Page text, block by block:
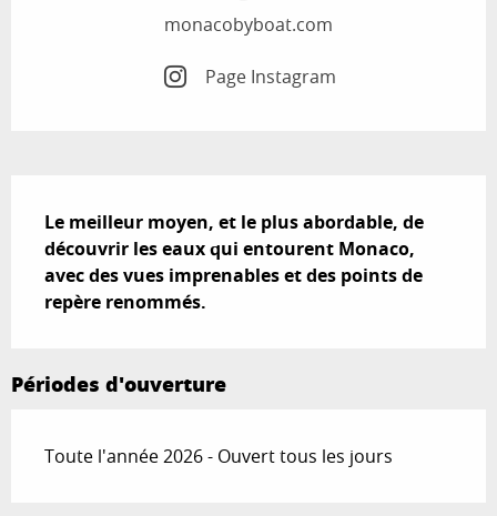
monacobyboat.com
Page Instagram
Le meilleur moyen, et le plus abordable, de
découvrir les eaux qui entourent Monaco,
avec des vues imprenables et des points de
repère renommés.
Périodes d'ouverture
Toute l'année 2026 - Ouvert tous les jours